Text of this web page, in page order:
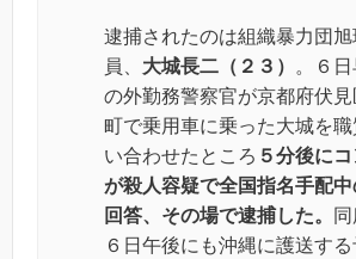
逮捕されたのは組織暴力団
員、 大城長二（２３）
。６
の外勤務警察官が京都府伏見
町で乗用車に乗った大城を
い合わせたところ ５分後に
が殺人容疑で全国指名手配
回答、その場で逮捕した。
６日午後にも沖縄に護送する